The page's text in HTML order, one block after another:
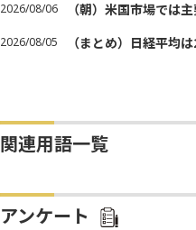
2026/08/06 （朝）米国市場では
2026/08/05 （まとめ）日経平均
関連用語一覧
アンケート